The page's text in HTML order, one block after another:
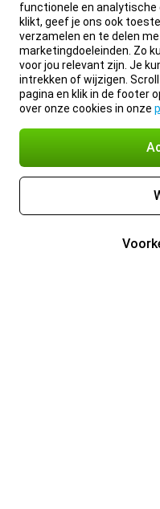
functionele en analytische
klikt, geef je ons ook
verzamelen en te delen
marketingdoeleinden. Zo
voor jou relevant zijn. Je
intrekken of wijzigen.
pagina en klik in de footer
over onze cookies in onze